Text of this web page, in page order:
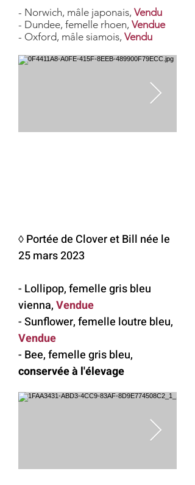
- Norwich, mâle japonais, Vendu
- Dundee, femelle rhoen, Vendue
- Oxford, mâle siamois, Vendu
◊ Portée de Clover et Bill née le
25 mars 2023
- Lollipop, femelle gris bleu
vienna,Vendue
- Sunflower, femelle loutre bleu,
Vendue
- Bee, femelle gris bleu,
conservée à l'élevage